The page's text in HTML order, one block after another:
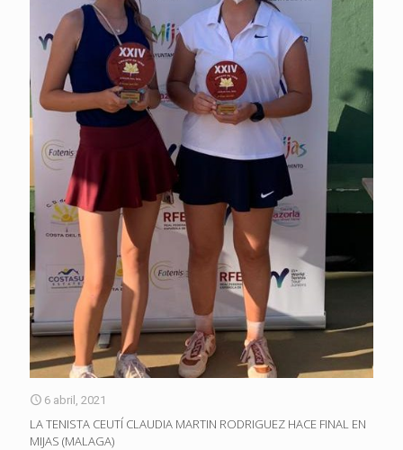
6 abril, 2021
LA TENISTA CEUTÍ CLAUDIA MARTIN RODRIGUEZ HACE FINAL EN
MIJAS (MALAGA)